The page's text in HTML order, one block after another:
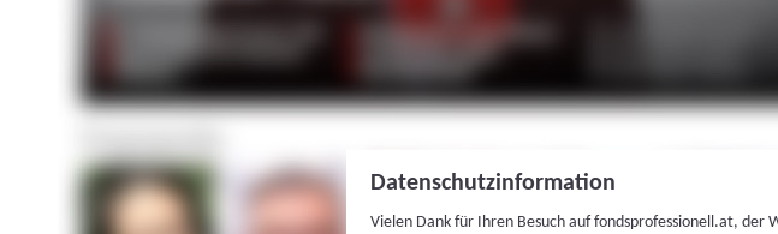
Datenschutzinformation
Vielen Dank für Ihren Besuch auf fondsprofessionell.at, der